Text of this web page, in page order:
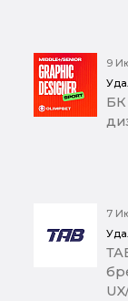
9
БК
7